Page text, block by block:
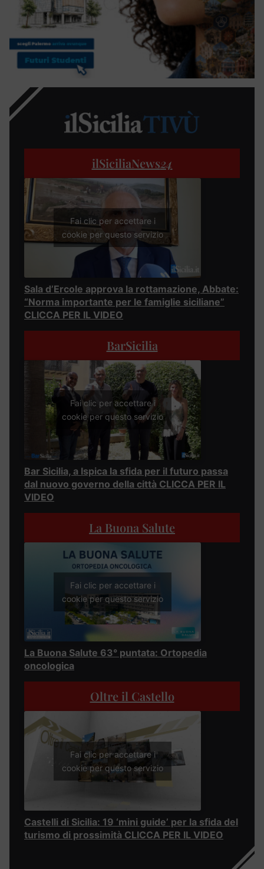
ilSiciliaNews24
Fai clic per accettare i
cookie per questo servizio
Sala d’Ercole approva la rottamazione, Abbate:
“Norma importante per le famiglie siciliane”
CLICCA PER IL VIDEO
BarSicilia
Fai clic per accettare i
cookie per questo servizio
Bar Sicilia, a Ispica la sfida per il futuro passa
dal nuovo governo della città CLICCA PER IL
VIDEO
La Buona Salute
Fai clic per accettare i
cookie per questo servizio
La Buona Salute 63° puntata: Ortopedia
oncologica
Oltre il Castello
Fai clic per accettare i
cookie per questo servizio
Castelli di Sicilia: 19 ‘mini guide’ per la sfida del
turismo di prossimità CLICCA PER IL VIDEO